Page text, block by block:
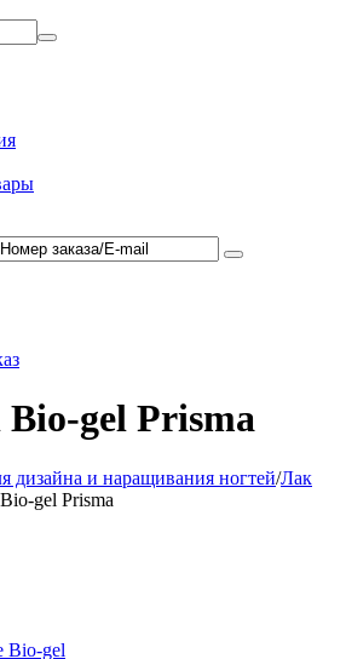
gel Prisma
дизайна и наращивания ногтей/Лак
gel Prisma
Bio-gel